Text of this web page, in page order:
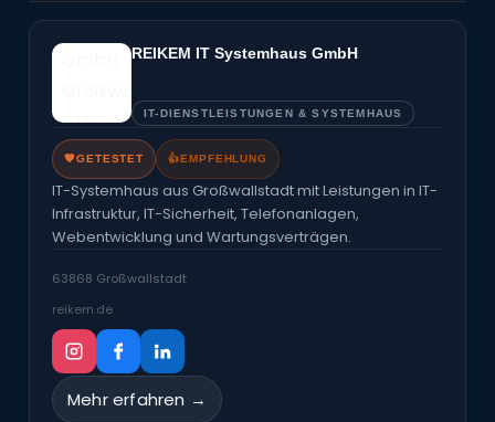
REIKEM IT Systemhaus GmbH
IT-DIENSTLEISTUNGEN & SYSTEMHAUS
🧡GETESTET 👍EMPFEHLUNG
IT-Systemhaus aus Großwallstadt mit Leistungen in IT-
Infrastruktur, IT-Sicherheit, Telefonanlagen,
Webentwicklung und Wartungsverträgen.
63868 Großwallstadt
reikem.de
Mehr erfahren →